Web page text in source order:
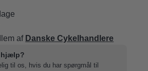
af Danske Cykelhandlere
hjælp?
til os, hvis du har spørgmål til